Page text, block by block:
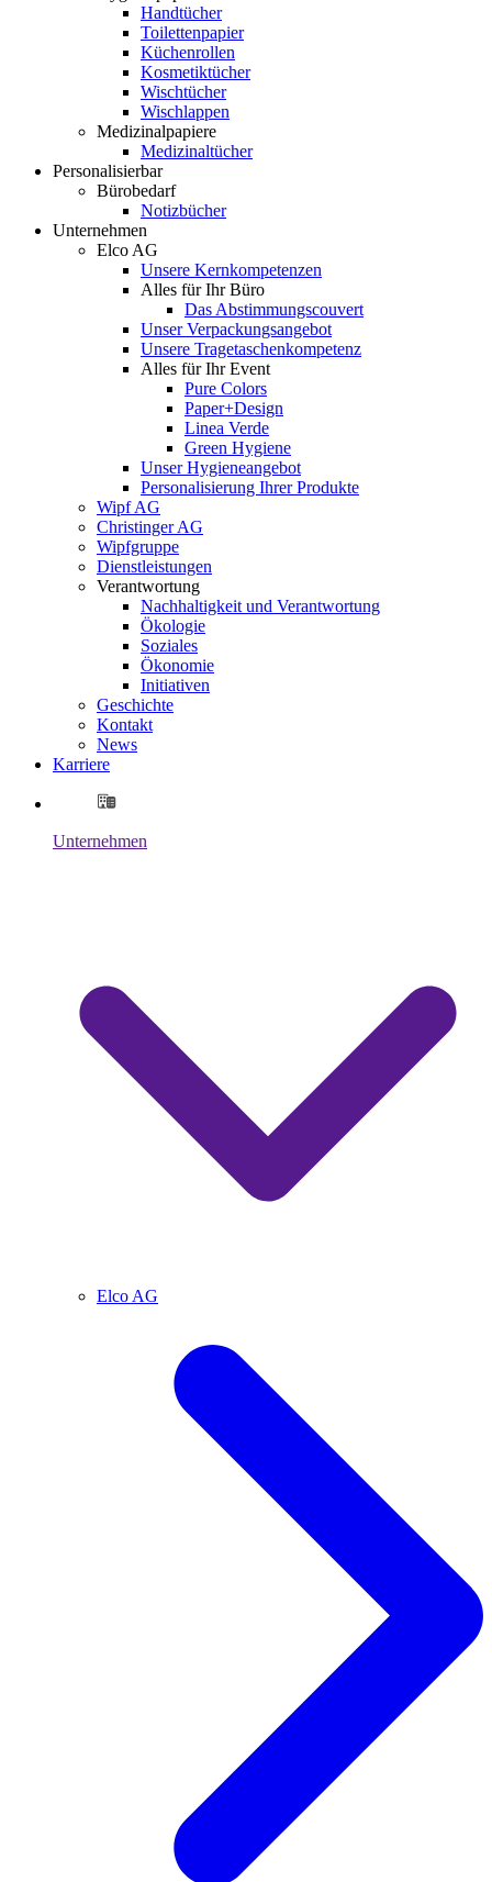
Handtücher
Toilettenpapier
Küchenrollen
Kosmetiktücher
Wischtücher
Wischlappen
Medizinalpapiere
Medizinaltücher
Personalisierbar
Bürobedarf
Notizbücher
Unternehmen
Elco AG
Unsere Kernkompetenzen
Alles für Ihr Büro
Das Abstimmungscouvert
Unser Verpackungsangebot
Unsere Tragetaschenkompetenz
Alles für Ihr Event
Pure Colors
Paper+Design
Linea Verde
Green Hygiene
Unser Hygieneangebot
Personalisierung Ihrer Produkte
Wipf AG
Christinger AG
Wipfgruppe
Dienstleistungen
Verantwortung
Nachhaltigkeit und Verantwortung
Ökologie
Soziales
Ökonomie
Initiativen
Geschichte
Kontakt
News
Karriere
Unternehmen
Elco AG